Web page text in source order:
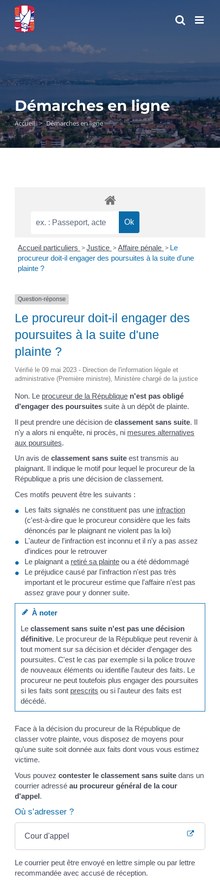
Passer
contenu
Démarches en ligne
Accueil > Démarches en ligne
Accueil particuliers > Justice > Affaire pénale > Le
procureur doit-il engager des poursuites à la suite d'une
plainte ?
Question-réponse
Le procureur doit-il engager des
poursuites à la suite d'une
plainte ?
Vérifié le 09 mai 2023 - Direction de l'information légale et
administrative (Première ministre), Ministère chargé de la justice
Non. Le procureur de la Républiquen'est pas obligé
d'engager des poursuitessuite à un dépôt de plainte.
Il peut prendre une décision de classement sans suite. Il
n'y a alors ni enquête, ni procès, ni mesures alternatives
aux poursuites.
Un avis de classement sans suiteest transmis au
plaignant. Il indique le motif pour lequel le procureur de la
République a pris une décision de classement.
Ces motifs peuvent être les suivants :
Les faits signalés ne constituent pas une infraction
(c'est-à-dire que le procureur considère que les faits
dénoncés par le plaignant ne violent pas la loi)
L'auteur de l'infraction est inconnu et il n'y a pas assez
d'indices pour le retrouver
Le plaignant a retiré sa plainteou a été dédommagé
Le préjudice causé par l'infraction n'est pas très
important et le procureur estime que l'affaire n'est pas
assez grave pour y donner suite.
À noter
Leclassement sans suite n'est pas une décision
définitive. Le procureur de la République peut revenir à
tout moment sur sa décision et décider d'engager des
poursuites. C'est le cas par exemple si la police trouve
de nouveaux éléments ou identifie l'auteur des faits. Le
procureur ne peut toutefois plus engager des poursuites
si les faits sont prescrits ou si l'auteur des faits est
décédé.
Face à la décision du procureur de la République de
classer votre plainte, vous disposez de moyens pour
qu'une suite soit donnée aux faits dont vous vous estimez
victime.
Vous pouvez contester le classement sans suite dans un
courrier adresséau procureur général de la cour
d'appel.
Où s’adresser ?
Cour d'appel
Le courrier peut être envoyé en lettre simple ou par lettre
recommandée avec accusé de réception.